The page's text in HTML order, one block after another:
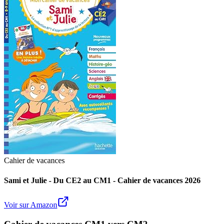
Cahier de vacances
Sami et Julie - Du CE2 au CM1 - Cahier de vacances 2026
Voir sur Amazon